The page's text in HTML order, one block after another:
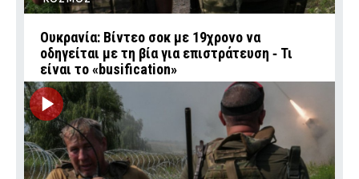
Ουκρανία: Βίντεο σοκ με 19χρονο να
οδηγείται με τη βία για επιστράτευση ‑ Τι
είναι το «busification»